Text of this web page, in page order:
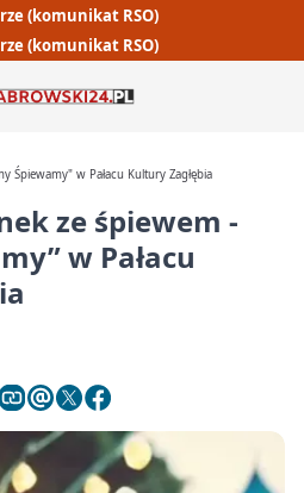
(komunikat RSO)
(komunikat RSO)
Śpiewamy" w Pałacu Kultury Zagłębia
ze śpiewem -
w Pałacu